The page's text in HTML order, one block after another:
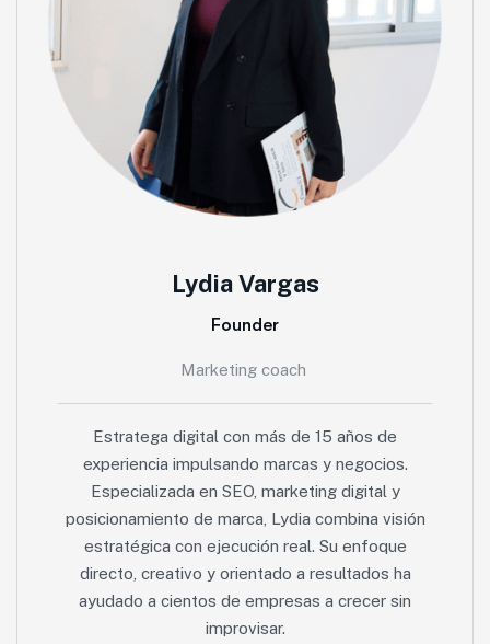
Lydia Vargas
Founder
Marketing coach
Estratega digital con más de 15 años de
experiencia impulsando marcas y negocios.
Especializada en SEO, marketing digital y
posicionamiento de marca, Lydia combina visión
estratégica con ejecución real. Su enfoque
directo, creativo y orientado a resultados ha
ayudado a cientos de empresas a crecer sin
improvisar.